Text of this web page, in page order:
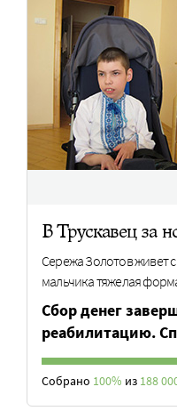
В Трускавец за
Сережа Золотов живет
мальчика тяжелая
Cбор денег
реабилитацию.
Собрано 100% из 188